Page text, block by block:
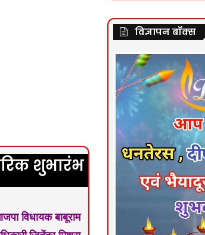
शुभारंभ
विधायक बाबूराम
विज्ञापन बॉक्स